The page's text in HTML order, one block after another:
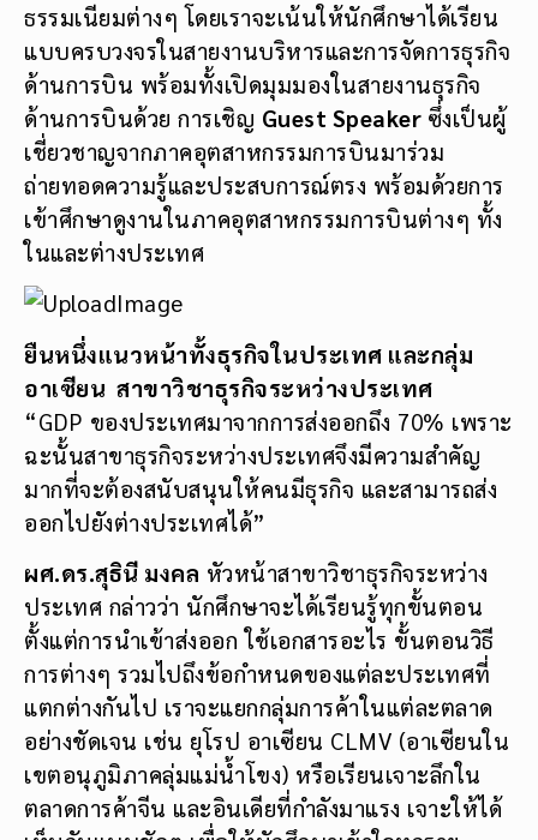
ธรรมเนียมต่างๆ โดยเราจะเน้นให้นักศึกษาได้เรียน
แบบครบวงจรในสายงานบริหารและการจัดการธุรกิจ
ด้านการบิน พร้อมทั้งเปิดมุมมองในสายงานธุรกิจ
ด้านการบินด้วย การเชิญ Guest Speaker ซึ่งเป็นผู้
เชี่ยวชาญจากภาคอุตสาหกรรมการบินมาร่วม
ถ่ายทอดความรู้และประสบการณ์ตรง พร้อมด้วยการ
เข้าศึกษาดูงานในภาคอุตสาหกรรมการบินต่างๆ ทั้ง
ในและต่างประเทศ
ยืนหนึ่งแนวหน้าทั้งธุรกิจในประเทศ และกลุ่ม
อาเซียน สาขาวิชาธุรกิจระหว่างประเทศ
“GDP ของประเทศมาจากการส่งออกถึง 70% เพราะ
ฉะนั้นสาขาธุรกิจระหว่างประเทศจึงมีความสำคัญ
มากที่จะต้องสนับสนุนให้คนมีธุรกิจ และสามารถส่ง
ออกไปยังต่างประเทศได้”
ผศ.ดร.สุธินี มงคล หัวหน้าสาขาวิชาธุรกิจระหว่าง
ประเทศ กล่าวว่า นักศึกษาจะได้เรียนรู้ทุกขั้นตอน
ตั้งแต่การนำเข้าส่งออก ใช้เอกสารอะไร ขั้นตอนวิธี
การต่างๆ รวมไปถึงข้อกำหนดของแต่ละประเทศที่
แตกต่างกันไป เราจะแยกกลุ่มการค้าในแต่ละตลาด
อย่างชัดเจน เช่น ยุโรป อาเซียน CLMV (อาเซียนใน
เขตอนุภูมิภาคลุ่มแม่น้ำโขง) หรือเรียนเจาะลึกใน
ตลาดการค้าจีน และอินเดียที่กำลังมาแรง เจาะให้ได้